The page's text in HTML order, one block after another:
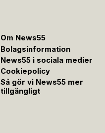
Om News55
Bolagsinformation
News55 i sociala medier
Cookiepolicy
Så gör vi News55 mer
tillgängligt